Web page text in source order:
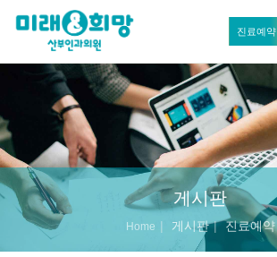
진료예약
게시판
Home 게시판 진료예약